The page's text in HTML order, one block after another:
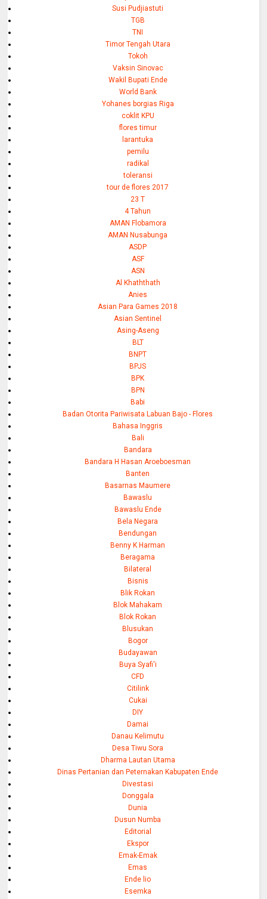
Susi Pudjiastuti
TGB
TNI
Timor Tengah Utara
Tokoh
Vaksin Sinovac
Wakil Bupati Ende
World Bank
Yohanes borgias Riga
coklit KPU
flores timur
larantuka
pemilu
radikal
toleransi
tour de flores 2017
23 T
4 Tahun
AMAN Flobamora
AMAN Nusabunga
ASDP
ASF
ASN
Al Khaththath
Anies
Asian Para Games 2018
Asian Sentinel
Asing-Aseng
BLT
BNPT
BPJS
BPK
BPN
Babi
Badan Otorita Pariwisata Labuan Bajo - Flores
Bahasa Inggris
Bali
Bandara
Bandara H Hasan Aroeboesman
Banten
Basarnas Maumere
Bawaslu
Bawaslu Ende
Bela Negara
Bendungan
Benny K Harman
Beragama
Bilateral
Bisnis
Blik Rokan
Blok Mahakam
Blok Rokan
Blusukan
Bogor
Budayawan
Buya Syafi'i
CFD
Citilink
Cukai
DIY
Damai
Danau Kelimutu
Desa Tiwu Sora
Dharma Lautan Utama
Dinas Pertanian dan Peternakan Kabupaten Ende
Divestasi
Donggala
Dunia
Dusun Numba
Editorial
Ekspor
Emak-Emak
Emas
Ende lio
Esemka